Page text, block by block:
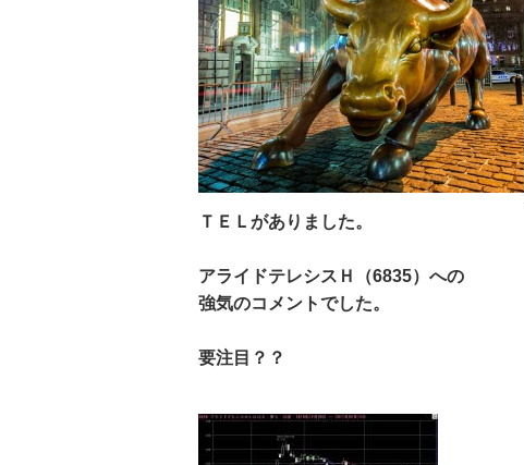
ＴＥＬがありました。
アライドテレシスＨ（6835）への
強気のコメントでした。
要注目？？